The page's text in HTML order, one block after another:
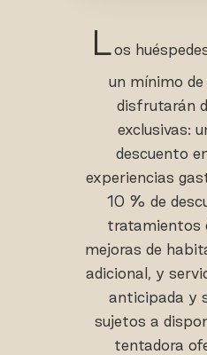
Los
un mínimo
disfrutarán
exclusivas:
descuento
experiencias
10 % de
tratamientos
mejoras de
adicional, y
anticipada y
sujetos a
tentadora